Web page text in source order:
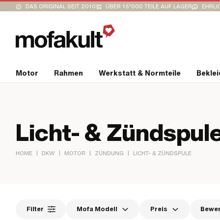
DAS ORIGINAL SEIT 2010 ÜBER 15’000 TEILE AUF LAGER
Motor Rahmen Werkstatt & Normteile
Licht- &
HOME | DKW | MOTOR | ZÜNDUNG | LICHT- & ZÜNDSPULE
Filter Mofa Modell Preis